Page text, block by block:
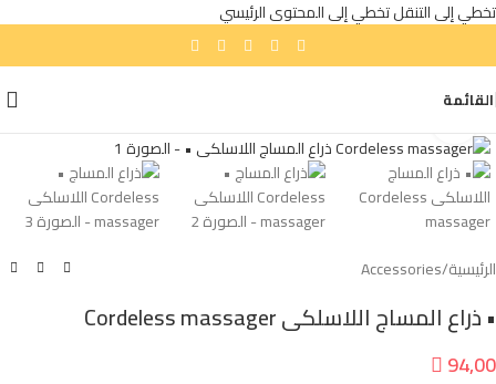
تخطي إلى التنقلتخطي إلى المحتوى الرئيسي
القائمة
الرئيسية/
Accessories
• ذراع المساج اللاسلكى Cordeless massager
94,00